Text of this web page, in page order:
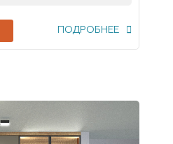
ПОДРОБНЕЕ